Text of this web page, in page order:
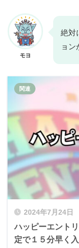
モヨ
絶対
ョン
2024年7月24日
ハッピーエント
定で１５分早く